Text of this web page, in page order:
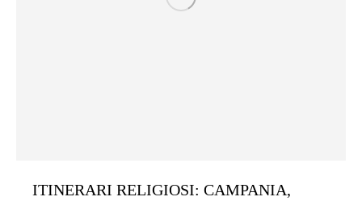
ITINERARI RELIGIOSI: CAMPANIA,